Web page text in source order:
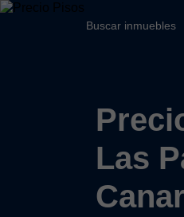
Buscar inmuebles
Las